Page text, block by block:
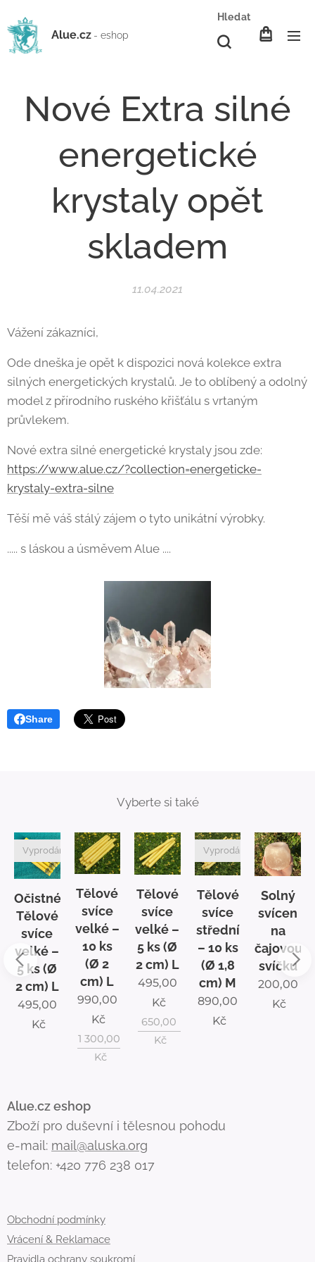
Alue.cz - eshop
Hledat
Nové Extra silné
energetické
krystaly opět
skladem
11.04.2021
Vážení zákazníci,
Ode dneška je opět k dispozici nová kolekce extra
silných energetických krystalů. Je to oblíbený a odolný
model z přírodního ruského křišťálu s vrtaným
průvlekem.
Nové extra silné energetické krystaly jsou zde:
https://www.alue.cz/?collection=energeticke-
krystaly-extra-silne
Těší mě váš stálý zájem o tyto unikátní výrobky.
..... s láskou a úsměvem Alue ....
Share
Vyberte si také
Očistné
Tělové
svíce
velké –
5 ks (Ø
2 cm) L
Vyprodáno
495,00
Kč
Tělové
svíce
velké –
10 ks
(Ø 2
cm) L
990,00
Kč
1 300,00
Kč
Tělové
svíce
velké –
5 ks (Ø
2 cm) L
495,00
Kč
650,00
Kč
Tělové
svíce
střední
– 10 ks
(Ø 1,8
cm) M
Vyprodáno
890,00
Kč
Solný
svícen
na
čajovou
svíčku
200,00
Kč
Alue.cz eshop
Zboží pro duševní i tělesnou pohodu
e-mail: mail@aluska.org
telefon: +420 776 238 017
Obchodní podmínky
Vrácení & Reklamace
Pravidla ochrany soukromí